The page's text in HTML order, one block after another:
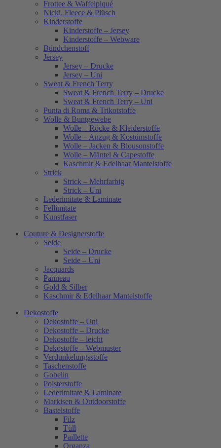
Frottee & Waffelpiqué
Nicki, Fleece & Plüsch
Kinderstoffe
Kinderstoffe – Jersey
Kinderstoffe – Webware
Bündchenstoff
Jersey
Jersey – Drucke
Jersey – Uni
Sweat & French Terry
Sweat & French Terry – Drucke
Sweat & French Terry – Uni
Punta di Roma & Trikotstoffe
Wolle & Buntgewebe
Wolle – Röcke & Kleiderstoffe
Wolle – Anzug & Kostümstoffe
Wolle – Jacken & Blousonstoffe
Wolle – Mäntel & Capestoffe
Kaschmir & Edelhaar Mantelstoffe
Strick
Strick – Mehrfarbig
Strick – Uni
Lederimitate & Laminate
Fellimitate
Kunstfaser
Couture & Designerstoffe
Seide
Seide – Drucke
Seide – Uni
Jacquards
Panneau
Gold & Silber
Kaschmir & Edelhaar Mantelstoffe
Dekostoffe
Dekostoffe – Uni
Dekostoffe – Drucke
Dekostoffe – leicht
Dekostoffe – Webmuster
Verdunkelungsstoffe
Taschenstoffe
Gobelin
Polsterstoffe
Lederimitate & Laminate
Markisen & Outdoorstoffe
Bastelstoffe
Filz
Tüll
Paillette
Organza